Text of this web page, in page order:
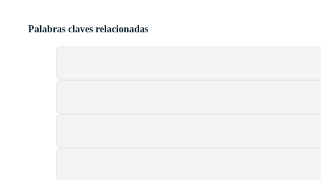
Palabras claves relacionadas